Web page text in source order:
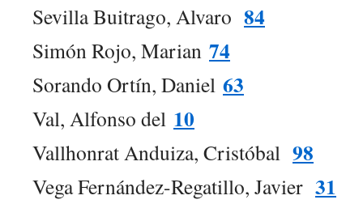
Sevilla Buitrago, Alvaro 84
Simón Rojo, Marian 74
Sorando Ortín, Daniel 63
Val, Alfonso del 10
Vallhonrat Anduiza, Cristóbal 98
Vega Fernández-Regatillo, Javier 31